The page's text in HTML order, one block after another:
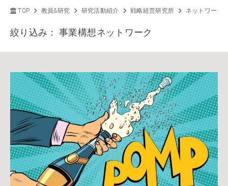
TOP 教員&研究 研究活動紹介 戦略経営研究所 ネットワーク
絞り込み：事業構想ネットワーク